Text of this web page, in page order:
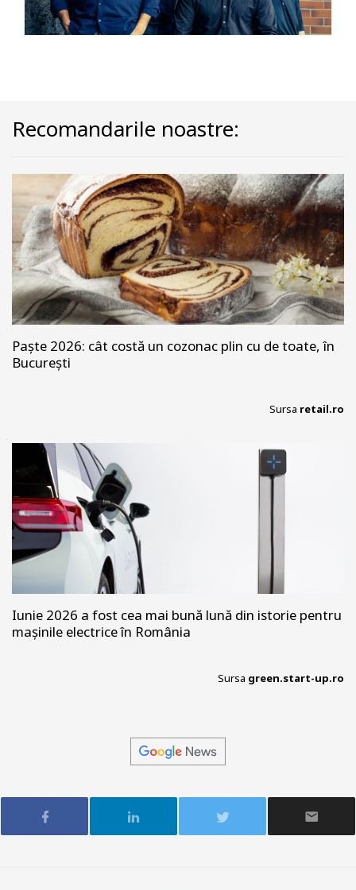
Recomandarile noastre:
Paște 2026: cât costă un cozonac plin cu de toate, în
București
Sursa retail.ro
Iunie 2026 a fost cea mai bună lună din istorie pentru
mașinile electrice în România
Sursa green.start-up.ro